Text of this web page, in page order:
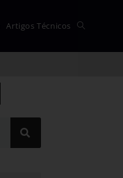
Artigos Técnicos